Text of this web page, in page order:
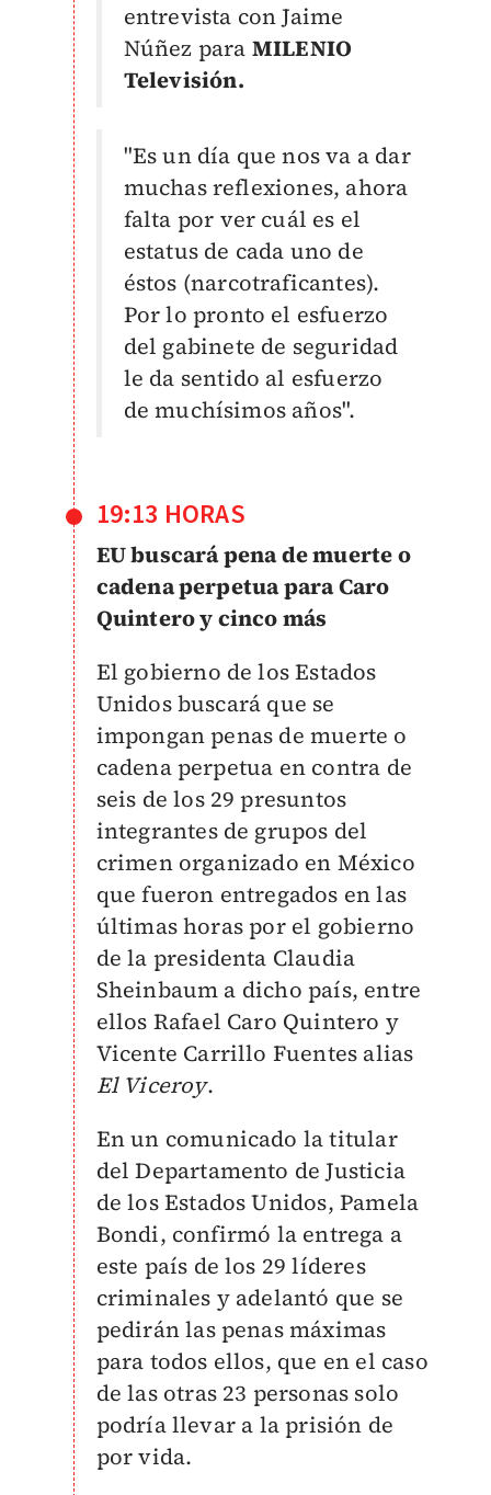
entrevista con Jaime
Núñez para MILENIO
Televisión.
"Es un día que nos va a dar
muchas reflexiones, ahora
falta por ver cuál es el
estatus de cada uno de
éstos (narcotraficantes).
Por lo pronto el esfuerzo
del gabinete de seguridad
le da sentido al esfuerzo
de muchísimos años".
19:13 HORAS
EU buscará pena de muerte o
cadena perpetua para Caro
Quintero y cinco más
El gobierno de los Estados
Unidos buscará que se
impongan penas de muerte o
cadena perpetua en contra de
seis de los 29 presuntos
integrantes de grupos del
crimen organizado en México
que fueron entregados en las
últimas horas por el gobierno
de la presidenta Claudia
Sheinbaum a dicho país, entre
ellos Rafael Caro Quintero y
Vicente Carrillo Fuentes alias
El Viceroy.
En un comunicado la titular
del Departamento de Justicia
de los Estados Unidos, Pamela
Bondi, confirmó la entrega a
este país de los 29 líderes
criminales y adelantó que se
pedirán las penas máximas
para todos ellos, que en el caso
de las otras 23 personas solo
podría llevar a la prisión de
por vida.